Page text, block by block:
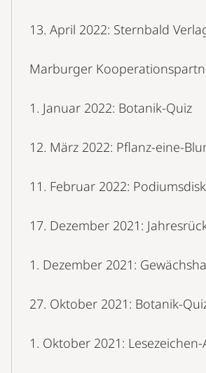
13. April 2022: Sternbald
Marburger
1. Januar 2022: Botanik-Quiz
12. März 2022: Pflanz-eine-
11. Februar 2022:
17. Dezember 2021:
1. Dezember 2021:
27. Oktober 2021: Botanik-
1. Oktober 2021: